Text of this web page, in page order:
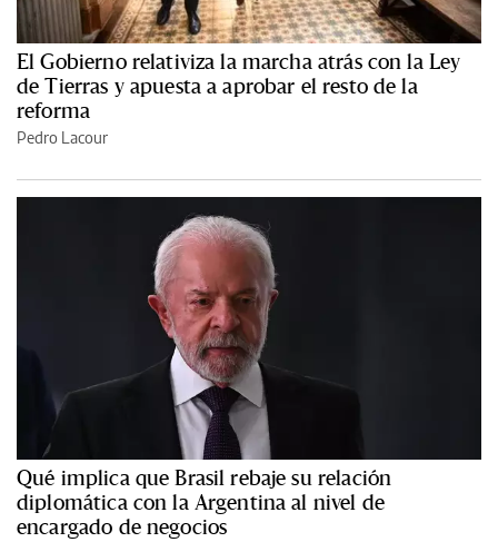
El Gobierno relativiza la marcha atrás con la Ley
de Tierras y apuesta a aprobar el resto de la
reforma
Pedro Lacour
Qué implica que Brasil rebaje su relación
diplomática con la Argentina al nivel de
encargado de negocios